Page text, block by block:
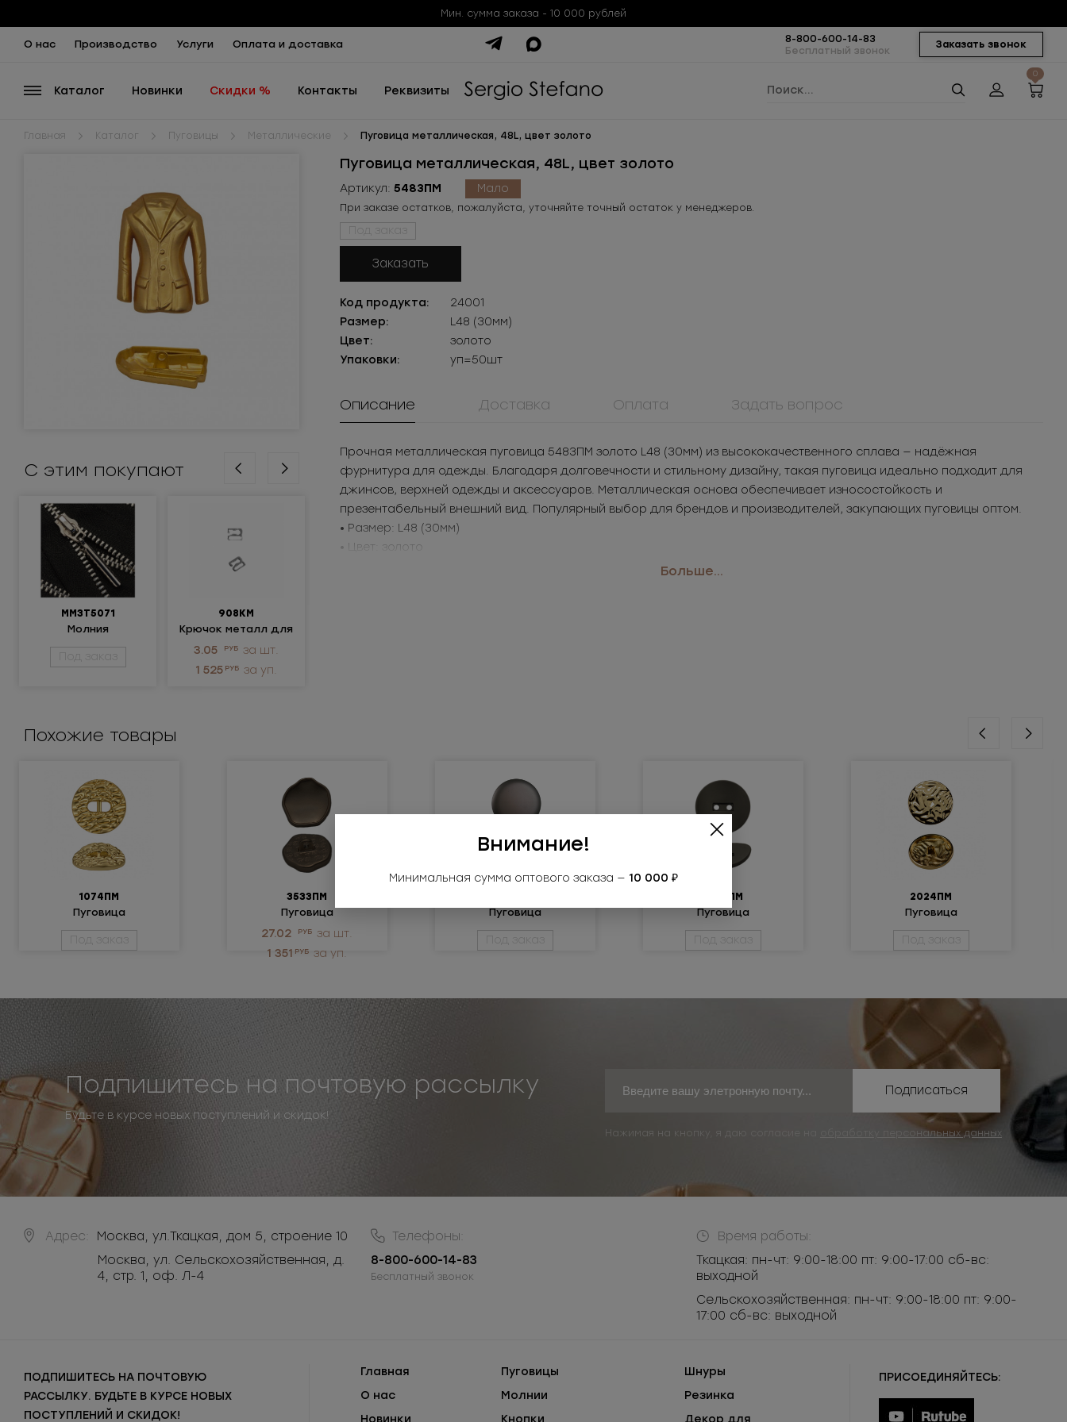
Мин. сумма заказа - 10 000 рублей
О нас Производство Услуги Оплата и доставка Заказать звонок
8-800-600-14-83
Бесплатный звонок
Каталог Новинки Скидки % Контакты Реквизиты
0
Главная Каталог Пуговицы Металлические Пуговица металлическая, 48L, цвет золото
С этим покупают
ММ3Т5071
Молния
металлическая
разъемная 3Т
Под заказ
908КМ
Крючок металл для
нижнего белья
3.05 РУБ за шт.
1 525 РУБ за уп.
Пуговица металлическая, 48L, цвет золото
Артикул:5483ПМ Мало
При заказе остатков, пожалуйста, уточняйте точный остаток у менеджеров.
Под заказ
Заказать
Код продукта:
24001
Размер:
L48 (30мм)
Цвет:
золото
Упаковки:
уп=50шт
Описание Доставка Оплата Задать вопрос
Прочная металлическая пуговица 5483ПМ золото L48 (30мм) из высококачественного сплава — надёжная
фурнитура для одежды. Благодаря долговечности и стильному дизайну, такая пуговица идеально подходит для
джинсов, верхней одежды и аксессуаров. Металлическая основа обеспечивает износостойкость и
презентабельный внешний вид. Популярный выбор для брендов и производителей, закупающих пуговицы оптом.
• Размер: L48 (30мм)
• Цвет: золото
Больше...
Похожие товары
1074ПМ
Пуговица
металлическая 48L
Под заказ
3533ПМ
Пуговица
металлическая
27.02 РУБ за шт.
1 351 РУБ за уп.
Пуговица
металлическая
Под заказ
1079ПМ
Пуговица
металлическая 48L
Под заказ
2024ПМ
Пуговица
металлическая
Под заказ
Подпишитесь на почтовую рассылку
Будьте в курсе новых поступлений и скидок!
Подписаться
Нажимая на кнопку, я даю согласие на обработку персональных данных
Адрес: Москва, ул.Ткацкая, дом 5, строение 10
Москва, ул. Сельскохозяйственная, д.
4, стр. 1, оф. Л-4
Телефоны:
8-800-600-14-83
Бесплатный звонок
Время работы:
Ткацкая: пн-чт: 9:00-18:00 пт: 9:00-17:00 сб-вс:
выходной
Сельскохозяйственная: пн-чт: 9:00-18:00 пт: 9:00-
17:00 сб-вс: выходной
ПОДПИШИТЕСЬ НА ПОЧТОВУЮ
РАССЫЛКУ. БУДЬТЕ В КУРСЕ НОВЫХ
ПОСТУПЛЕНИЙ И СКИДОК!
Главная
О нас
Пуговицы
Молнии
Шнуры
Резинка
ПРИСОЕДИНЯЙТЕСЬ:
Внимание!
Минимальная сумма оптового заказа — 10 000 ₽